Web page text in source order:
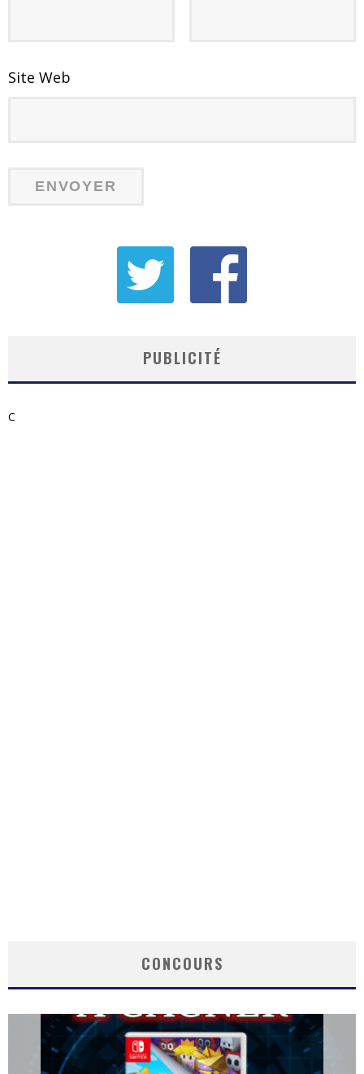
Site Web
PUBLICITÉ
C
CONCOURS